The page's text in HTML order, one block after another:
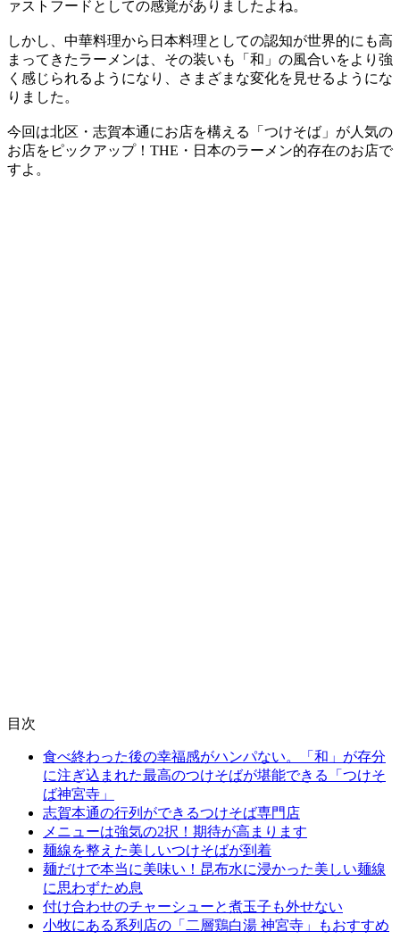
ァストフードとしての感覚がありましたよね。
しかし、中華料理から日本料理としての認知が世界的にも高
まってきたラーメンは、その装いも「和」の風合いをより強
く感じられるようになり、さまざまな変化を見せるようにな
りました。
今回は北区・志賀本通にお店を構える「つけそば」が人気の
お店をピックアップ！THE・日本のラーメン的存在のお店で
すよ。
目次
食べ終わった後の幸福感がハンパない。「和」が存分
に注ぎ込まれた最高のつけそばが堪能できる「つけそ
ば神宮寺」
志賀本通の行列ができるつけそば専門店
メニューは強気の2択！期待が高まります
麺線を整えた美しいつけそばが到着
麺だけで本当に美味い！昆布水に浸かった美しい麺線
に思わずため息
付け合わせのチャーシューと煮玉子も外せない
小牧にある系列店の「二層鶏白湯 神宮寺」もおすすめ